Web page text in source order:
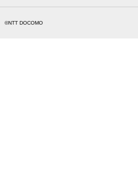
©NTT DOCOMO